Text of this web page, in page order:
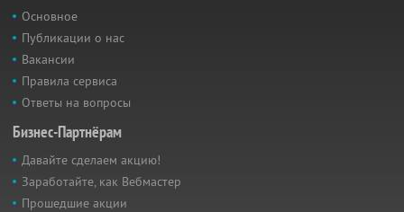
Основное
Публикации о нас
Вакансии
Правила сервиса
Ответы на вопросы
Бизнес-Партнёрам
Давайте сделаем акцию!
Заработайте, как Вебмастер
Прошедшие акции